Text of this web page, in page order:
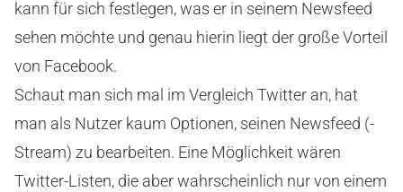
kann für sich festlegen, was er in seinem Newsfeed
sehen möchte und genau hierin liegt der große Vorteil
von Facebook.
Schaut man sich mal im Vergleich Twitter an, hat
man als Nutzer kaum Optionen, seinen Newsfeed (-
Stream) zu bearbeiten. Eine Möglichkeit wären
Twitter-Listen, die aber wahrscheinlich nur von einem